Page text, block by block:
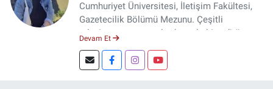
Cumhuriyet Üniversitesi, İletişim Fakültesi,
Gazetecilik Bölümü Mezunu. Çeşitli
televizyon ve gazetelerde muhabir, editör,
Şuan, www.dogugazetesi.com adlı haber
sitesinin Yazı İşleri Müdürlüğünü yürütmekte.
Devam Et